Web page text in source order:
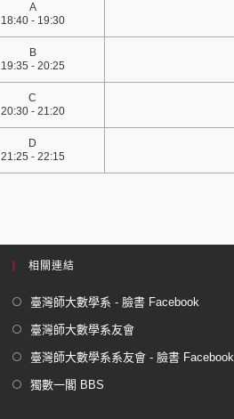
A
18:40 - 19:30
B
19:35 - 20:25
C
20:30 - 21:20
D
21:25 - 22:15
相關連結
臺灣師大數學系 - 臉書 Facebook
臺灣師大數學系友會
臺灣師大數學系系友會 - 臉書 Facebook
獨數一閣 BBS